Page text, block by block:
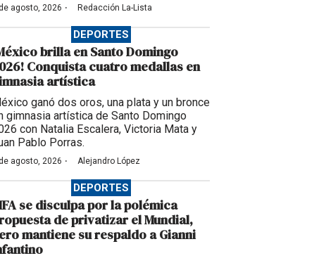
agosto, 2026 · Redacción La-Lista
DEPORTES
brilla en Santo Domingo
Conquista cuatro medallas en
artística
ganó dos oros, una plata y un bronce
gimnasia artística de Santo Domingo
con Natalia Escalera, Victoria Mata y
Pablo Porras.
agosto, 2026 · Alejandro López
DEPORTES
se disculpa por la polémica
de privatizar el Mundial,
mantiene su respaldo a Gianni